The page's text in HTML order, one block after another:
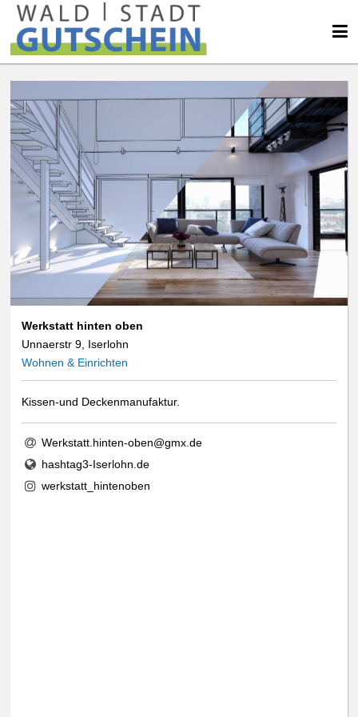
Werkstatt hinten oben
Unnaerstr 9, Iserlohn
Wohnen & Einrichten
Kissen-und Deckenmanufaktur.
Werkstatt.hinten-oben@gmx.de
hashtag3-Iserlohn.de
werkstatt_hintenoben